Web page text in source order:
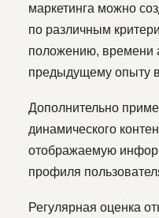
маркетинга можно
по различным
положению, времени
предыдущему опыту
Дополнительно
динамического
отображаемую
профиля
Регулярная оценка